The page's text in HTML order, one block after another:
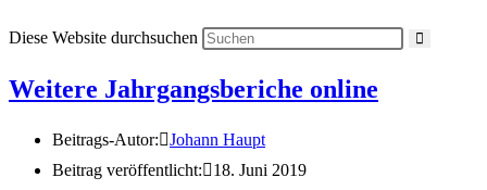
Diese Website durchsuchen
Weitere Jahrgangsberiche online
Beitrags-Autor:
Johann Haupt
Beitrag veröffentlicht:
18. Juni 2019